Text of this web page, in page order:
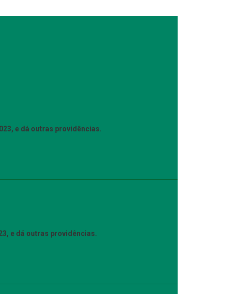
e dá outras providências.
e dá outras providências.